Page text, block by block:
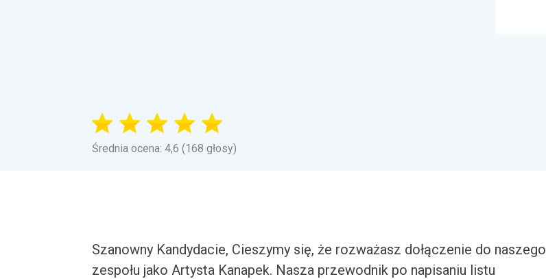
Średnia ocena: 4,6 (168 głosy)
Szanowny Kandydacie, Cieszymy się, że rozważasz dołączenie do naszego
zespołu jako Artysta Kanapek. Nasza przewodnik po napisaniu listu